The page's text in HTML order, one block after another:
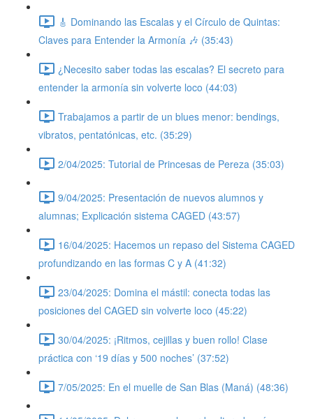
🎸 Dominando las Escalas y el Círculo de Quintas:
Claves para Entender la Armonía 🎶 (35:43)
¿Necesito saber todas las escalas? El secreto para
entender la armonía sin volverte loco (44:03)
Trabajamos a partir de un blues menor: bendings,
vibratos, pentatónicas, etc. (35:29)
2/04/2025: Tutorial de Princesas de Pereza (35:03)
9/04/2025: Presentación de nuevos alumnos y
alumnas; Explicación sistema CAGED (43:57)
16/04/2025: Hacemos un repaso del Sistema CAGED
profundizando en las formas C y A (41:32)
23/04/2025: Domina el mástil: conecta todas las
posiciones del CAGED sin volverte loco (45:22)
30/04/2025: ¡Ritmos, cejillas y buen rollo! Clase
práctica con ‘19 días y 500 noches’ (37:52)
7/05/2025: En el muelle de San Blas (Maná) (48:36)